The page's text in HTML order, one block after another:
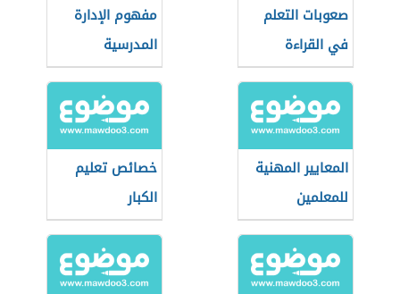
صعوبات التعلم
في القراءة
والكتابة
مفهوم الإدارة
المدرسية
المعايير المهنية
للمعلمين
خصائص تعليم
الكبار